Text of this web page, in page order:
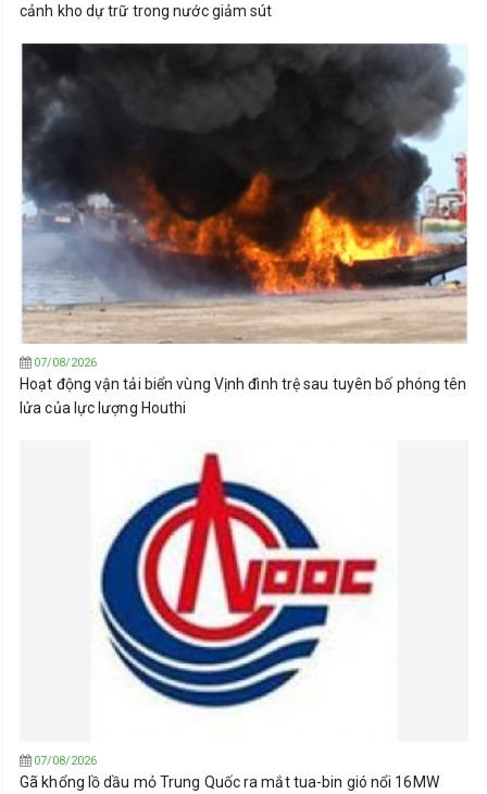
cảnh kho dự trữ trong nước giảm sút
07/08/2026
Hoạt động vận tải biển vùng Vịnh đình trệ sau tuyên bố phóng tên
lửa của lực lượng Houthi
07/08/2026
Gã khổng lồ dầu mỏ Trung Quốc ra mắt tua-bin gió nổi 16MW